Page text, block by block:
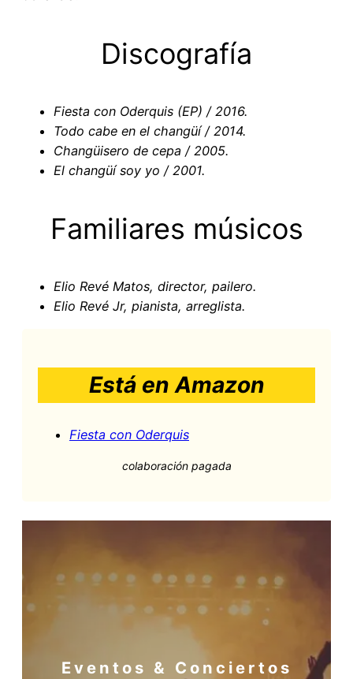
Discografía
Fiesta con Oderquis (EP) / 2016.
Todo cabe en el changüí / 2014.
Changüisero de cepa / 2005.
El changüí soy yo / 2001.
Familiares músicos
Elio Revé Matos, director, pailero.
Elio Revé Jr, pianista, arreglista.
Está en Amazon
Fiesta con Oderquis
colaboración pagada
Eventos & Conciertos